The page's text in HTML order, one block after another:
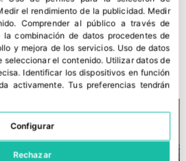
y la visión de las mujeres para el
el rendimiento de la publicidad. Medir
.Comprender al público a través de
combinación de datos procedentes de
y mejora de los servicios. Uso de datos
seleccionar el contenido. Utilizar datos de
. Identificar los dispositivos en función
activamente.Tus preferencias tendrán
Configurar
Rechazar